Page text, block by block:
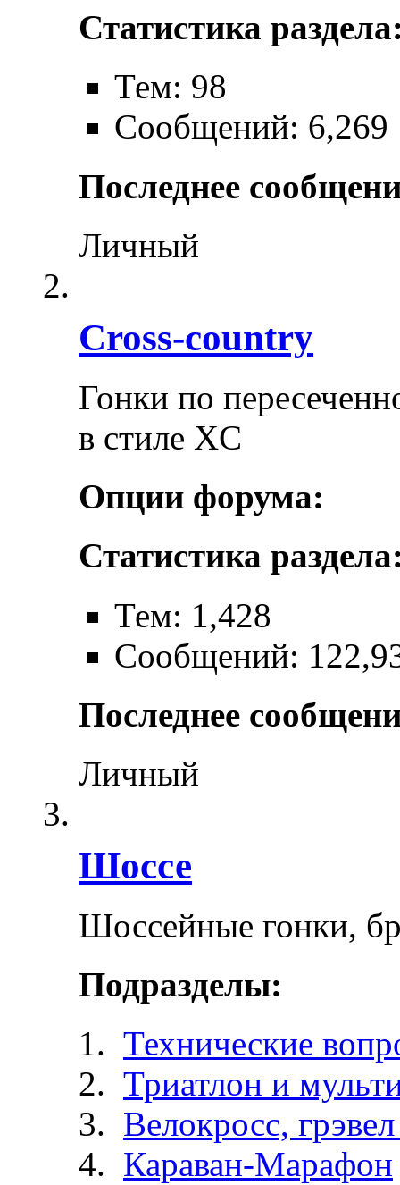
Статистика
Тем: 98
Сообщений: 6,269
Последнее
Личный
Cross-сountry
Гонки по
в стиле XC
Опции форума:
Статистика
Тем: 1,428
Сообщений:
Последнее
Личный
Шоссе
Шоссейные гонки,
Подразделы:
Технические
Триатлон и
Велокросc,
Караван-Марафон